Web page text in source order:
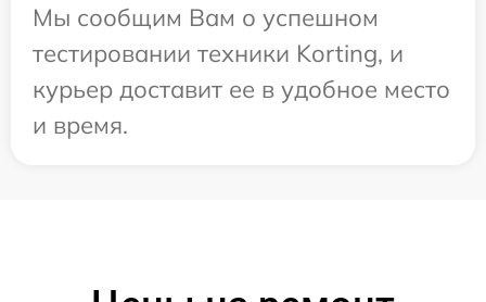
Мы сообщим Вам о успешном
тестировании техники Korting, и
курьер доставит ее в удобное место
и время.